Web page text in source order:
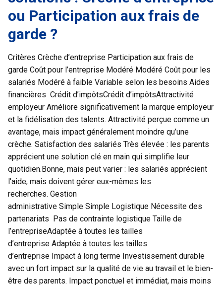
ou Participation aux frais de
garde ?
Critères Crèche d’entreprise Participation aux frais de
garde Coût pour l’entreprise Modéré Modéré Coût pour les
salariés Modéré à faible Variable selon les besoins Aides
financières Crédit d’impôtsCrédit d’impôtsAttractivité
employeur Améliore significativement la marque employeur
et la fidélisation des talents. Attractivité perçue comme un
avantage, mais impact généralement moindre qu’une
crèche. Satisfaction des salariés Très élevée : les parents
apprécient une solution clé en main qui simplifie leur
quotidien.​​​Bonne, mais peut varier : les salariés apprécient
l'aide, mais doivent gérer eux-mêmes les
recherches. Gestion
administrative Simple Simple Logistique Nécessite des
partenariats Pas de contrainte logistique Taille de
l’entrepriseAdaptée à toutes les tailles
d’entreprise Adaptée à toutes les tailles
d’entreprise Impact à long terme Investissement durable
avec un fort impact sur la qualité de vie au travail et le bien-
être des parents. Impact ponctuel et immédiat, mais moins